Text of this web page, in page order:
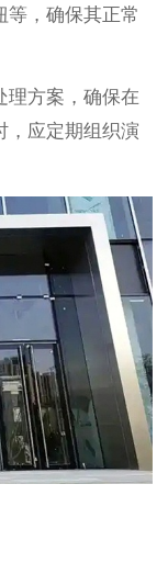
等，确保其正常
理方案，确保在
，应定期组织演